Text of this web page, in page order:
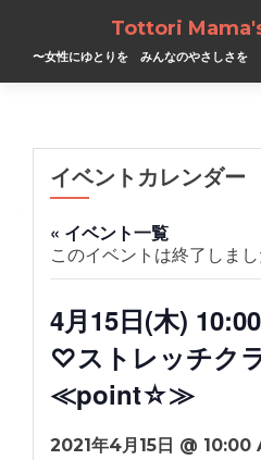
Tottori
〜女性にゆとりを みんなのやさしさを
イベントカレンダー
« イベント一覧
このイベントは終了しまし
4月15日(木)
♡ストレッチク
≪point☆≫
2021年4月15日 @ 10:00